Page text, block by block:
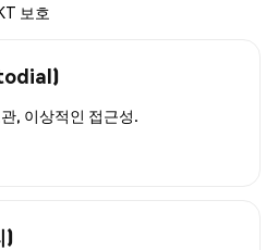
보호
, 이상적인 접근성.
)